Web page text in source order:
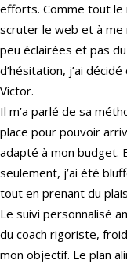
efforts. Comme tout le
scruter le web et à
peu éclairées et pas
d’hésitation, j’ai
Victor.
Il m’a parlé de sa
place pour pouvoir
adapté à mon budget.
seulement, j’ai été
tout en prenant du
Le suivi personnalisé
du coach rigoriste,
mon objectif. Le plan